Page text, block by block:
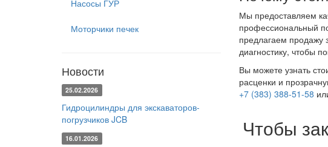
Насосы ГУР
Моторчики печек
Новости
25.02.2026
Гидроцилиндры для экскаваторов-
погрузчиков JCB
16.01.2026
Мы предоставляем
профессиональный
предлагаем продажу
диагностику, чтобы
Вы можете узнать
расценки и
+7 (383) 388-51-58
Чтобы